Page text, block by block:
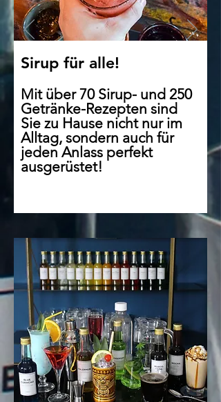
Sirup für alle!
Mit über 70 Sirup- und 250
Getränke-Rezepten sind
Sie zu Hause nicht nur im
Alltag, sondern auch für
jeden Anlass perfekt
ausgerüstet!